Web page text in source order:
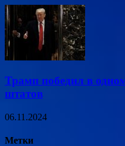
Трамп победил в
штатов
06.11.2024
Метки